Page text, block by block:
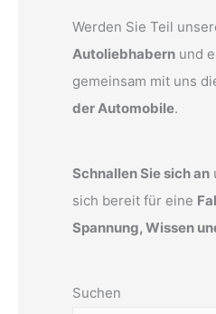
Werden Sie Teil
Autoliebhabern und
gemeinsam mit uns
der Automobile.
Schnallen Sie sich an
sich bereit für eine
Spannung, Wissen
Suchen